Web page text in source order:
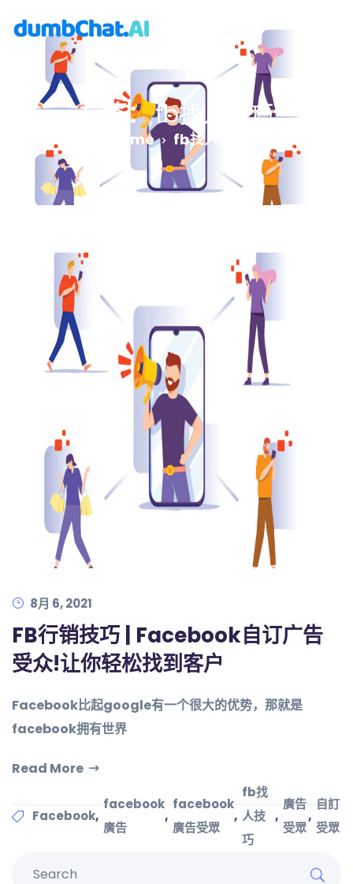
标签：fb找人技巧
Home fb找人技巧
8月 6, 2021
FB行销技巧 | Facebook自订广告
受众!让你轻松找到客户
Facebook比起google有一个很大的优势，那就是
facebook拥有世界
Read More
Facebook,
facebook
廣告
,
facebook
廣告受眾
,
fb找
人技
巧
,
廣告
受眾
,
自訂
受眾